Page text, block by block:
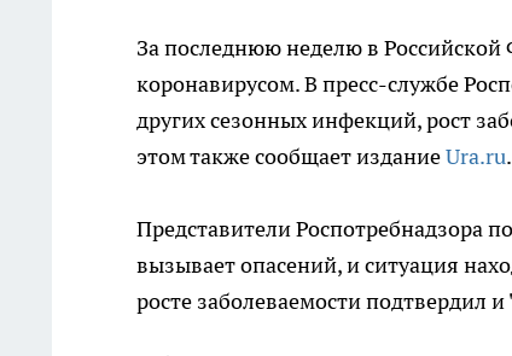
За последнюю неделю в
коронавирусом. В пресс-службе
других сезонных инфекций, рост
этом также сообщает изданиеUra.ru.
Представители Роспотребнадзора
вызывает опасений, и ситуация
росте заболеваемости подтвердил